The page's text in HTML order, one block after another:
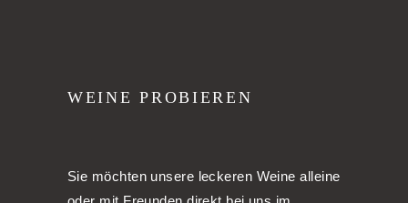
WEINE PROBIEREN
Sie möchten unsere leckeren Weine alleine